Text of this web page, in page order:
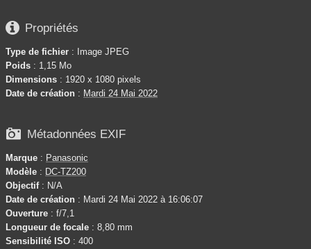
 Propriétés
Type de fichier : Image JPEG
Poids : 1,15 Mo
Dimensions : 1920 x 1080 pixels
Date de création : Mardi 24 Mai 2022
 Métadonnées EXIF
Marque : Panasonic
Modèle : DC-TZ200
Objectif: N/A
Date de création : Mardi 24 Mai 2022 à 16:06:07
Ouverture : f/7,1
Longueur de focale : 8,80 mm
Sensibilité ISO : 400